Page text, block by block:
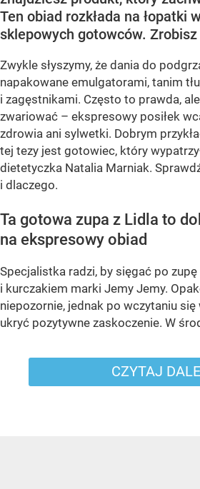
Ten obiad rozkłada na łopatki
sklepowych gotowców.
Zwykle słyszymy, że dania do
napakowane emulgatorami, tanim
i zagęstnikami. Często to prawda,
zwariować – ekspresowy posiłek
zdrowia ani sylwetki. Dobrym
tej tezy jest gotowiec, który
dietetyczka Natalia Marniak.
i dlaczego.
Ta gotowa zupa z Lidla to
na ekspresowy obiad
Specjalistka radzi, by sięgać po
i kurczakiem marki Jemy Jemy.
niepozornie, jednak po wczytaniu
ukryć pozytywne zaskoczenie. W
CZYTAJ